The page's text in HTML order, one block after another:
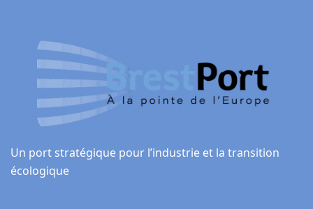
Un port stratégique pour l’industrie et la transition
écologique